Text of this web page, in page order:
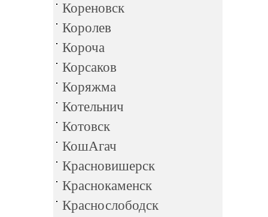
Кореновск
Королев
Короча
Корсаков
Коряжма
Котельнич
Котовск
КошАгач
Красновишерск
Краснокаменск
Краснослободск